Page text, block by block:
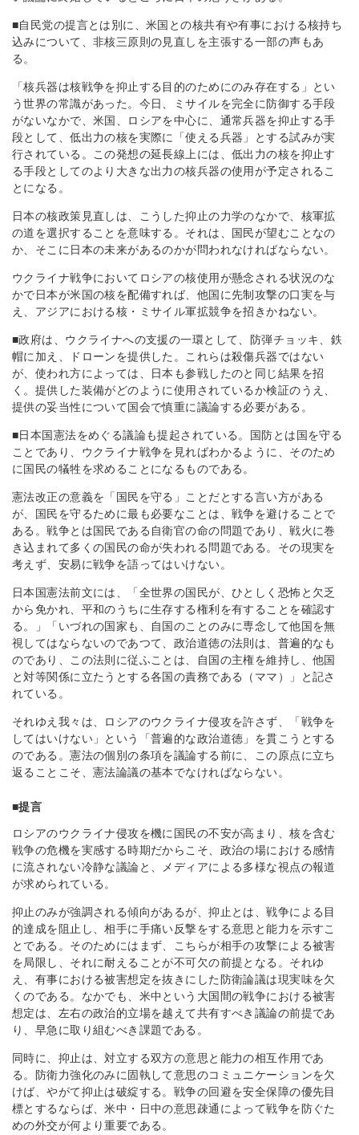
■自民党の提言とは別に、米国との核共有や有事における核持ち
込みについて、非核三原則の見直しを主張する一部の声もあ
る。
「核兵器は核戦争を抑止する目的のためにのみ存在する」とい
う世界の常識があった。今日、ミサイルを完全に防御する手段
がないなかで、米国、ロシアを中心に、通常兵器を抑止する手
段として、低出力の核を実際に「使える兵器」とする試みが実
行されている。この発想の延長線上には、低出力の核を抑止す
る手段としてのより大きな出力の核兵器の使用が予定されるこ
とになる。
日本の核政策見直しは、こうした抑止の力学のなかで、核軍拡
の道を選択することを意味する。それは、国民が望むことなの
か、そこに日本の未来があるのかが問われなければならない。
ウクライナ戦争においてロシアの核使用が懸念される状況のな
かで日本が米国の核を配備すれば、他国に先制攻撃の口実を与
え、アジアにおける核・ミサイル軍拡競争を招きかねない。
■政府は、ウクライナへの支援の一環として、防弾チョッキ、鉄
帽に加え、ドローンを提供した。これらは殺傷兵器ではない
が、使われ方によっては、日本も参戦したのと同じ結果を招
く。提供した装備がどのように使用されているか検証のうえ、
提供の妥当性について国会で慎重に議論する必要がある。
■日本国憲法をめぐる議論も提起されている。国防とは国を守る
ことであり、ウクライナ戦争を見ればわかるように、そのため
に国民の犠牲を求めることになるものである。
憲法改正の意義を「国民を守る」ことだとする言い方がある
が、国民を守るために最も必要なことは、戦争を避けることで
ある。戦争とは国民である自衛官の命の問題であり、戦火に巻
き込まれて多くの国民の命が失われる問題である。その現実を
考えず、安易に戦争を語ってはいけない。
日本国憲法前文には、「全世界の国民が、ひとしく恐怖と欠乏
から免かれ、平和のうちに生存する権利を有することを確認す
る。」「いづれの国家も、自国のことのみに専念して他国を無
視してはならないのであつて、政治道徳の法則は、普遍的なも
のであり、この法則に従ふことは、自国の主権を維持し、他国
と対等関係に立たうとする各国の責務である（ママ）」と記さ
れている。
それゆえ我々は、ロシアのウクライナ侵攻を許さず、「戦争を
してはいけない」という「普遍的な政治道徳」を貫こうとする
のである。憲法の個別の条項を議論する前に、この原点に立ち
返ることこそ、憲法論議の基本でなければならない。
■提言
ロシアのウクライナ侵攻を機に国民の不安が高まり、核を含む
戦争の危機を実感する時期だからこそ、政治の場における感情
に流されない冷静な議論と、メディアによる多様な視点の報道
が求められている。
抑止のみが強調される傾向があるが、抑止とは、戦争による目
的達成を阻止し、相手に手痛い反撃をする意思と能力を示すこ
とである。そのためにはまず、こちらが相手の攻撃による被害
を局限し、それに耐えることが不可欠の前提となる。それゆ
え、有事における被害想定を抜きにした防衛論議は現実味を欠
くのである。なかでも、米中という大国間の戦争における被害
想定は、左右の政治的立場を越えて共有すべき議論の前提であ
り、早急に取り組むべき課題である。
同時に、抑止は、対立する双方の意思と能力の相互作用であ
る。防衛力強化のみに固執して意思のコミュニケーションを欠
けば、やがて抑止は破綻する。戦争の回避を安全保障の優先目
標とするならば、米中・日中の意思疎通によって戦争を防ぐた
めの外交が何より重要である。